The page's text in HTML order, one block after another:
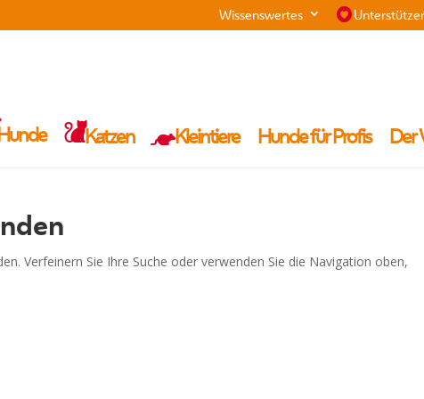
Wissenswertes
Katzen Kleintiere Hunde für Profis Der
Verfeinern Sie Ihre Suche oder verwenden Sie die Navigation oben,